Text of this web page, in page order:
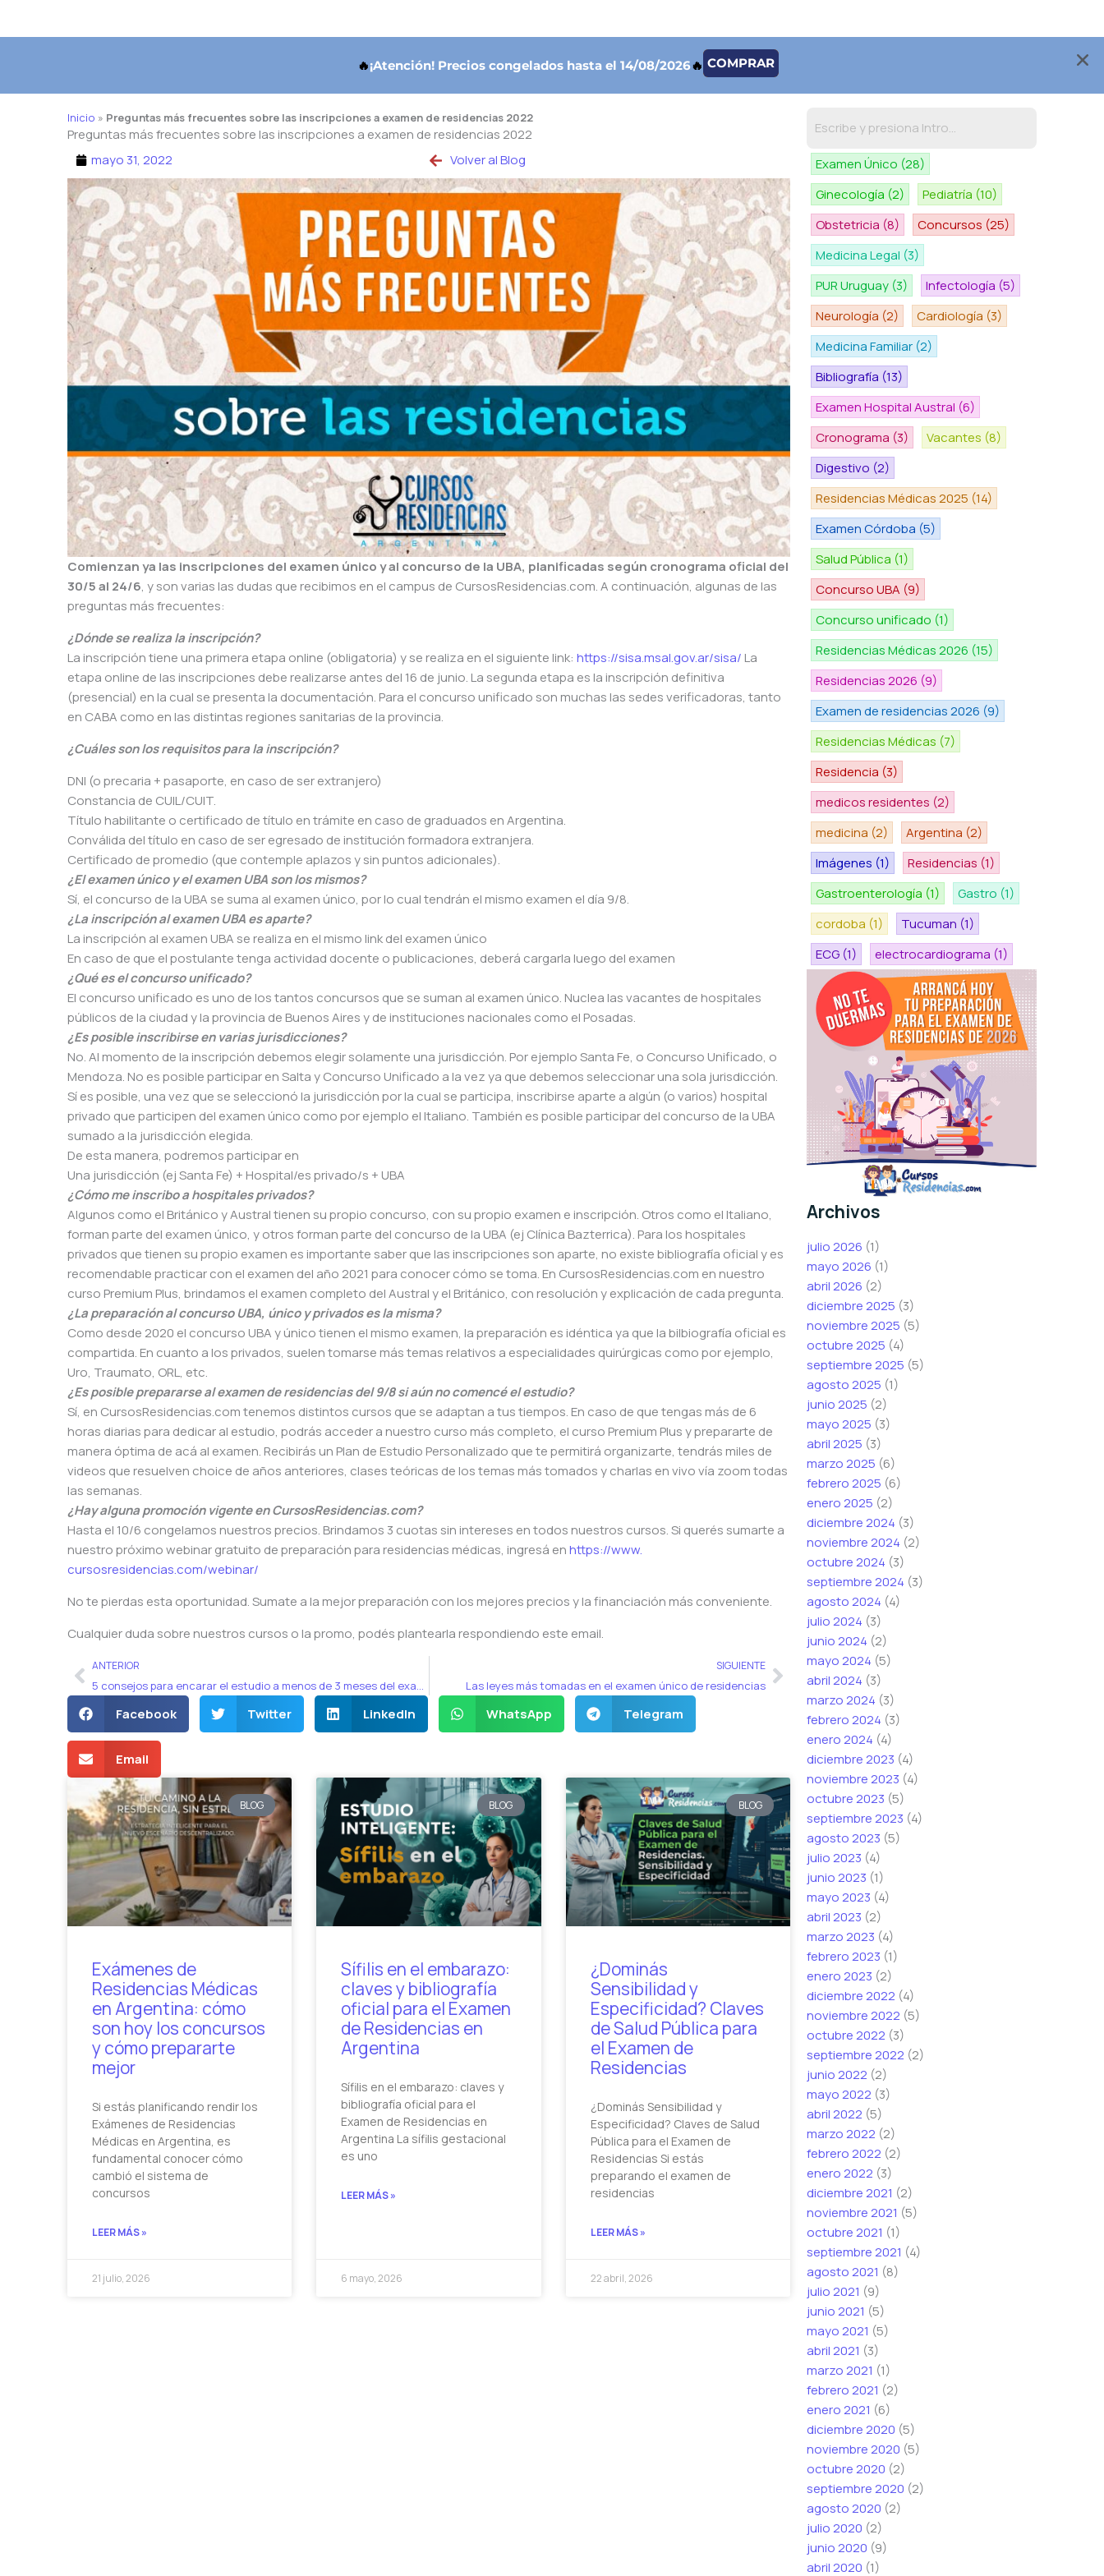
🔥¡Atención! Precios congelados hasta el 14/08/2026🔥 COMPRAR
Inicio » Preguntas más frecuentes sobre las inscripciones a examen de residencias 2022
Preguntas más frecuentes sobre las inscripciones a examen de residencias 2022
mayo 31, 2022
Volver al Blog
Comienzan ya las inscripciones del examen único y al concurso de la UBA, planificadas según cronograma oficial del
30/5 al 24/6, y son varias las dudas que recibimos en el campus de CursosResidencias.com. A continuación, algunas de las
preguntas más frecuentes:
¿Dónde se realiza la inscripción?
La inscripción tiene una primera etapa online (obligatoria) y se realiza en el siguiente link: https://sisa.msal.gov.ar/sisa/ La
etapa online de las inscripciones debe realizarse antes del 16 de junio. La segunda etapa es la inscripción definitiva
(presencial) en la cual se presenta la documentación. Para el concurso unificado son muchas las sedes verificadoras, tanto
en CABA como en las distintas regiones sanitarias de la provincia.
¿Cuáles son los requisitos para la inscripción?
DNI (o precaria + pasaporte, en caso de ser extranjero)
Constancia de CUIL/CUIT.
Título habilitante o certificado de título en trámite en caso de graduados en Argentina.
Conválida del título en caso de ser egresado de institución formadora extranjera.
Certificado de promedio (que contemple aplazos y sin puntos adicionales).
¿El examen único y el examen UBA son los mismos?
Sí, el concurso de la UBA se suma al examen único, por lo cual tendrán el mismo examen el día 9/8.
¿La inscripción al examen UBA es aparte?
La inscripción al examen UBA se realiza en el mismo link del examen único
En caso de que el postulante tenga actividad docente o publicaciones, deberá cargarla luego del examen
¿Qué es el concurso unificado?
El concurso unificado es uno de los tantos concursos que se suman al examen único. Nuclea las vacantes de hospitales
públicos de la ciudad y la provincia de Buenos Aires y de instituciones nacionales como el Posadas.
¿Es posible inscribirse en varias jurisdicciones?
No. Al momento de la inscripción debemos elegir solamente una jurisdicción. Por ejemplo Santa Fe, o Concurso Unificado, o
Mendoza. No es posible participar en Salta y Concurso Unificado a la vez ya que debemos seleccionar una sola jurisdicción.
Sí es posible, una vez que se seleccionó la jurisdicción por la cual se participa, inscribirse aparte a algún (o varios) hospital
privado que participen del examen único como por ejemplo el Italiano. También es posible participar del concurso de la UBA
sumado a la jurisdicción elegida.
De esta manera, podremos participar en
Una jurisdicción (ej Santa Fe) + Hospital/es privado/s + UBA
¿Cómo me inscribo a hospitales privados?
Algunos como el Británico y Austral tienen su propio concurso, con su propio examen e inscripción. Otros como el Italiano,
forman parte del examen único, y otros forman parte del concurso de la UBA (ej Clínica Bazterrica). Para los hospitales
privados que tienen su propio examen es importante saber que las inscripciones son aparte, no existe bibliografía oficial y es
recomendable practicar con el examen del año 2021 para conocer cómo se toma. En CursosResidencias.com en nuestro
curso Premium Plus, brindamos el examen completo del Austral y el Británico, con resolución y explicación de cada pregunta.
¿La preparación al concurso UBA, único y privados es la misma?
Como desde 2020 el concurso UBA y único tienen el mismo examen, la preparación es idéntica ya que la bilbiografía oficial es
compartida. En cuanto a los privados, suelen tomarse más temas relativos a especialidades quirúrgicas como por ejemplo,
Uro, Traumato, ORL, etc.
¿Es posible prepararse al examen de residencias del 9/8 si aún no comencé el estudio?
Sí, en CursosResidencias.com tenemos distintos cursos que se adaptan a tus tiempos. En caso de que tengas más de 6
horas diarias para dedicar al estudio, podrás acceder a nuestro curso más completo, el curso Premium Plus y prepararte de
manera óptima de acá al examen. Recibirás un Plan de Estudio Personalizado que te permitirá organizarte, tendrás miles de
videos que resuelven choice de años anteriores, clases teóricas de los temas más tomados y charlas en vivo vía zoom todas
las semanas.
¿Hay alguna promoción vigente en CursosResidencias.com?
Hasta el 10/6 congelamos nuestros precios. Brindamos 3 cuotas sin intereses en todos nuestros cursos. Si querés sumarte a
nuestro próximo webinar gratuito de preparación para residencias médicas, ingresá enhttps://www.
cursosresidencias.com/webinar/
No te pierdas esta oportunidad. Sumate a la mejor preparación con los mejores precios y la financiación más conveniente.
Cualquier duda sobre nuestros cursos o la promo, podés plantearla respondiendo este email.
AntANTERIOR
5 consejos para encarar el estudio a menos de 3 meses del examen de residencias
SIGUIENTE
Las leyes más tomadas en el examen único de residencias
Siguiente
Facebook Twitter LinkedIn WhatsApp Telegram
Email
BLOG
Exámenes de
Residencias Médicas
en Argentina: cómo
son hoy los concursos
y cómo prepararte
mejor
Si estás planificando rendir los
Exámenes de Residencias
Médicas en Argentina, es
fundamental conocer cómo
cambió el sistema de
concursos
LEER MÁS »
21 julio, 2026
BLOG
Sífilis en el embarazo:
claves y bibliografía
oficial para el Examen
de Residencias en
Argentina
Sífilis en el embarazo: claves y
bibliografía oficial para el
Examen de Residencias en
Argentina La sífilis gestacional
es uno
LEER MÁS »
6 mayo, 2026
BLOG
¿Dominás
Sensibilidad y
Especificidad? Claves
de Salud Pública para
el Examen de
Residencias
¿Dominás Sensibilidad y
Especificidad? Claves de Salud
Pública para el Examen de
Residencias Si estás
preparando el examen de
residencias
LEER MÁS »
22 abril, 2026
Examen Único (28)
Ginecología (2) Pediatría (10)
Obstetricia (8) Concursos (25)
Medicina Legal (3)
PUR Uruguay (3) Infectología (5)
Neurología (2) Cardiología (3)
Medicina Familiar (2)
Bibliografía (13)
Examen Hospital Austral (6)
Cronograma (3) Vacantes (8)
Digestivo (2)
Residencias Médicas 2025 (14)
Examen Córdoba (5)
Salud Pública (1)
Concurso UBA (9)
Concurso unificado (1)
Residencias Médicas 2026 (15)
Residencias 2026 (9)
Examen de residencias 2026 (9)
Residencias Médicas (7)
Residencia (3)
medicos residentes (2)
medicina (2) Argentina (2)
Imágenes (1) Residencias (1)
Gastroenterología (1) Gastro (1)
cordoba (1) Tucuman (1)
ECG (1) electrocardiograma (1)
Archivos
julio 2026 (1)
mayo 2026 (1)
abril 2026 (2)
diciembre 2025 (3)
noviembre 2025 (5)
octubre 2025 (4)
septiembre 2025 (5)
agosto 2025 (1)
junio 2025 (2)
mayo 2025 (3)
abril 2025 (3)
marzo 2025 (6)
febrero 2025 (6)
enero 2025 (2)
diciembre 2024 (3)
noviembre 2024 (2)
octubre 2024 (3)
septiembre 2024 (3)
agosto 2024 (4)
julio 2024 (3)
junio 2024 (2)
mayo 2024 (5)
abril 2024 (3)
marzo 2024 (3)
febrero 2024 (3)
enero 2024 (4)
diciembre 2023 (4)
noviembre 2023 (4)
octubre 2023 (5)
septiembre 2023 (4)
agosto 2023 (5)
julio 2023 (4)
junio 2023 (1)
mayo 2023 (4)
abril 2023 (2)
marzo 2023 (4)
febrero 2023 (1)
enero 2023 (2)
diciembre 2022 (4)
noviembre 2022 (5)
octubre 2022 (3)
septiembre 2022 (2)
junio 2022 (2)
mayo 2022 (3)
abril 2022 (5)
marzo 2022 (2)
febrero 2022 (2)
enero 2022 (3)
diciembre 2021 (2)
noviembre 2021 (5)
octubre 2021 (1)
septiembre 2021 (4)
agosto 2021 (8)
julio 2021 (9)
junio 2021 (5)
mayo 2021 (5)
abril 2021 (3)
marzo 2021 (1)
febrero 2021 (2)
enero 2021 (6)
diciembre 2020 (5)
noviembre 2020 (5)
octubre 2020 (2)
septiembre 2020 (2)
agosto 2020 (2)
julio 2020 (2)
junio 2020 (9)
abril 2020 (1)